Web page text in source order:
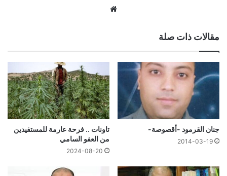
مقالات ذات صلة
جنان القرمود -أقصوصة-
2014-03-19
تاونات .. فرحة عارمة للمستفيدين
من العفو السامي
2024-08-20